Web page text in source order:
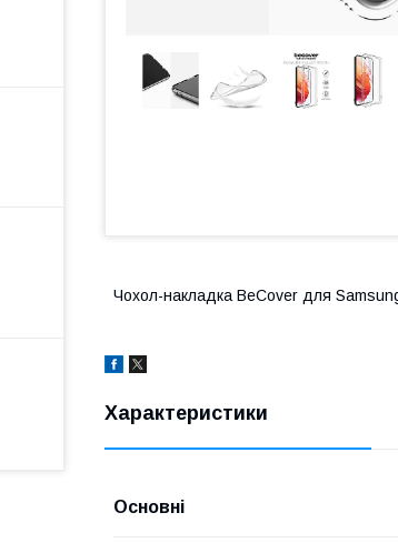
Чохол-накладка BeCover для
Характеристики
Основні